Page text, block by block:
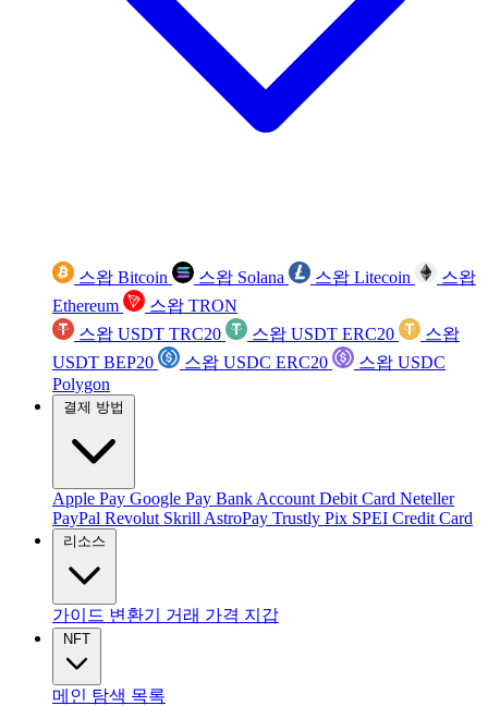
스왑 Bitcoin 스왑 Solana 스왑 Litecoin
스왑
Ethereum
스왑 TRON
스왑 USDT TRC20
스왑 USDT ERC20
스왑
USDT BEP20
스왑 USDC ERC20
스왑 USDC
Polygon
결제 방법
Apple Pay Google Pay Bank Account Debit Card Neteller
PayPal Revolut Skrill AstroPay Trustly Pix SPEI Credit Card
리소스
가이드 변환기 거래 가격 지갑
NFT
메인 탐색 목록